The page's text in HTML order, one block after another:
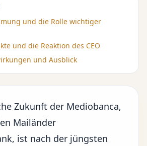
und die Rolle wichtiger
und die Reaktion des CEO
und Ausblick
Zukunft der Mediobanca,
Mailänder
ist nach der jüngsten